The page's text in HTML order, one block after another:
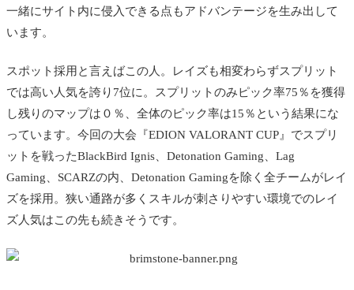
一緒にサイト内に侵入できる点もアドバンテージを生み出して
います。
スポット採用と言えばこの人。レイズも相変わらずスプリット
では高い人気を誇り7位に。スプリットのみピック率75％を獲得
し残りのマップは０％、全体のピック率は15％という結果にな
っています。今回の大会 『EDION VALORANT CUP』でスプリ
ットを戦ったBlackBird Ignis、Detonation Gaming、Lag
Gaming、SCARZの内、Detonation Gamingを除く全チームがレイ
ズを採用。狭い通路が多くスキルが刺さりやすい環境でのレイ
ズ人気はこの先も続きそうです。